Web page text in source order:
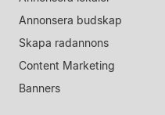
Annonsera budskap
Skapa radannons
Content Marketing
Banners